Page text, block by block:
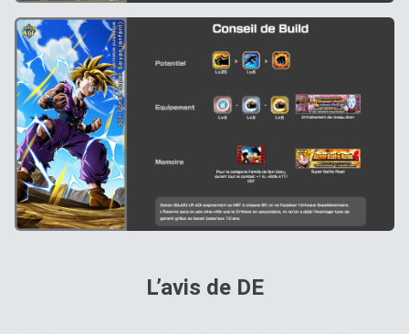
L’avis de DE